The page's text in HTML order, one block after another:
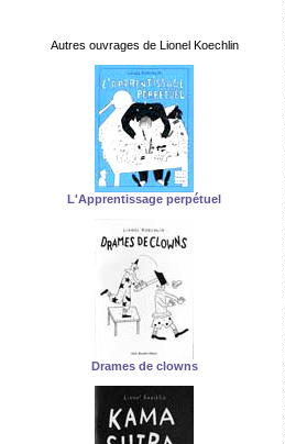
Autres ouvrages de Lionel Koechlin
L'Apprentissage perpétuel
Drames de clowns